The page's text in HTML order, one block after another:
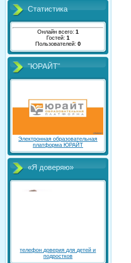
Статистика
Онлайн всего: 1
Гостей: 1
Пользователей: 0
"ЮРАЙТ"
Электронная образовательная
платформа ЮРАЙТ
«Я доверяю»
телефон доверия для детей и
подростков